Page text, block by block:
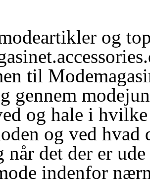
og
til
gennem
og hale i
og ved
når det der er
indenfor